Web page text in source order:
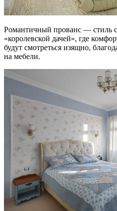
Романтичный прованс — стиль
«королевской дачей», где
будут смотреться изящно,
на мебели.